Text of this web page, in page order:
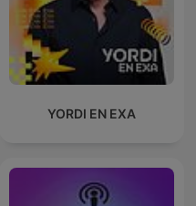
YORDI EN EXA